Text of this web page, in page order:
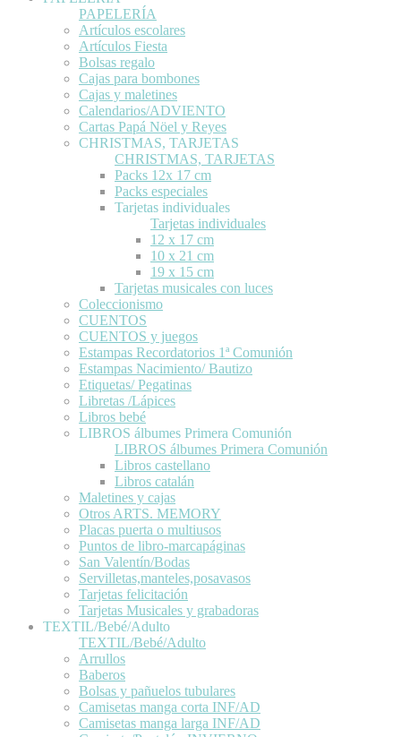
PAPELERÍA
Artículos escolares
Artículos Fiesta
Bolsas regalo
Cajas para bombones
Cajas y maletines
Calendarios/ADVIENTO
Cartas Papá Nöel y Reyes
CHRISTMAS, TARJETAS
CHRISTMAS, TARJETAS
Packs 12x 17 cm
Packs especiales
Tarjetas individuales
Tarjetas individuales
12 x 17 cm
10 x 21 cm
19 x 15 cm
Tarjetas musicales con luces
Coleccionismo
CUENTOS
CUENTOS y juegos
Estampas Recordatorios 1ª Comunión
Estampas Nacimiento/ Bautizo
Etiquetas/ Pegatinas
Libretas /Lápices
Libros bebé
LIBROS álbumes Primera Comunión
LIBROS álbumes Primera Comunión
Libros castellano
Libros catalán
Maletines y cajas
Otros ARTS. MEMORY
Placas puerta o multiusos
Puntos de libro-marcapáginas
San Valentín/Bodas
Servilletas,manteles,posavasos
Tarjetas felicitación
Tarjetas Musicales y grabadoras
TEXTIL/Bebé/Adulto
TEXTIL/Bebé/Adulto
Arrullos
Baberos
Bolsas y pañuelos tubulares
Camisetas manga corta INF/AD
Camisetas manga larga INF/AD